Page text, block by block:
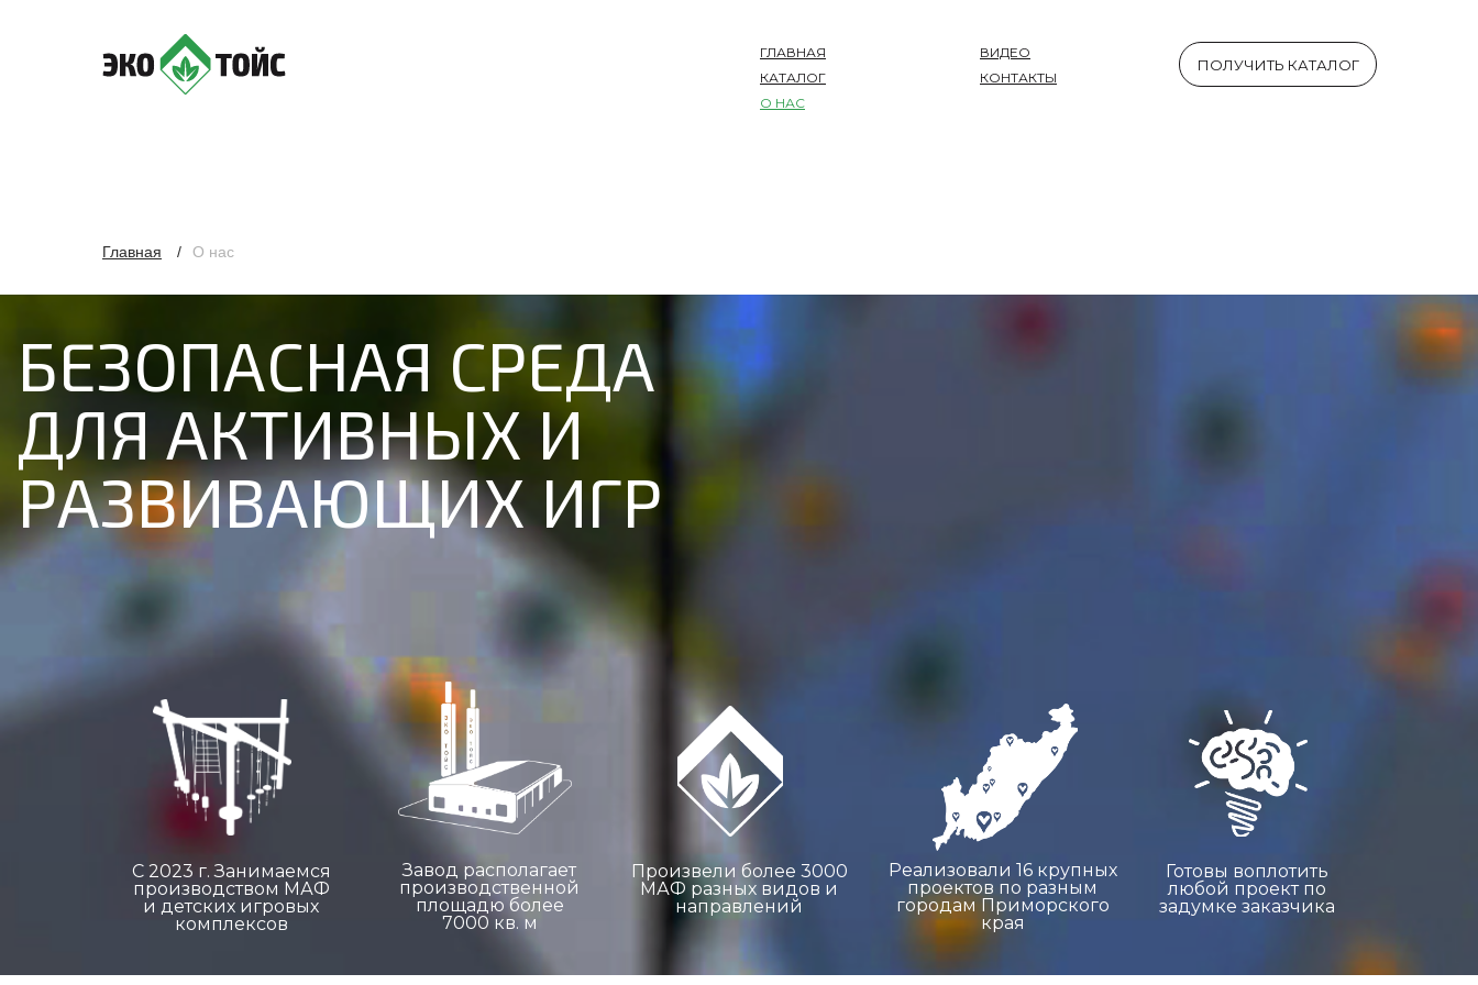
ГЛАВНАЯ ВИДЕО
ПОЛУЧИТЬ КАТАЛОГ
КОНТАКТЫ
КАТАЛОГ
О НАС
Главная / О нас
БЕЗОПАСНАЯ СРЕДА
ДЛЯ АКТИВНЫХ И
РАЗВИВАЮЩИХ ИГР
ЗАДАТЬ ВОПРОС
С 2023 г. Занимаемся
производством МАФ
и детских игровых
комплексов
Произвели более 3000
МАФ разных видов и
направлений
Реализовали 16 крупных
проектов по разным
городам Приморского
края
Завод располагает
производственной
площадю более
7000 кв. м
Готовы воплотить
любой проект по
задумке заказчика